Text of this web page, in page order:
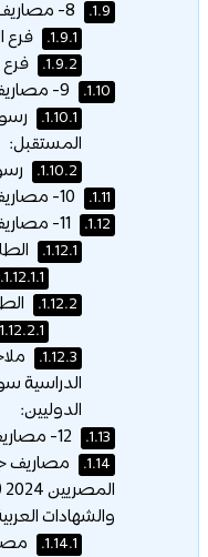
1.9.
1.9.1. فرع
1.9.2.
1.10.
1.10.1.
المستقبل:
1.10.2.
1.11.
1.12.
1.12.1.
1.12.1.1.
1.12.2.
1.12.2.1.
1.12.3.
الدراسية
الدوليين:
1.13.
1.14.
مصاريف
والشهادات
1.14.1.